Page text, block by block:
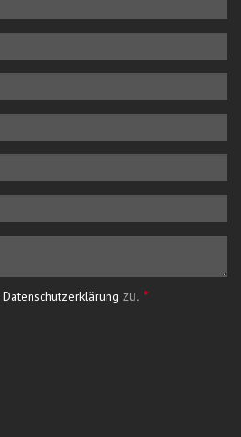
Datenschutzerklärung zu. *